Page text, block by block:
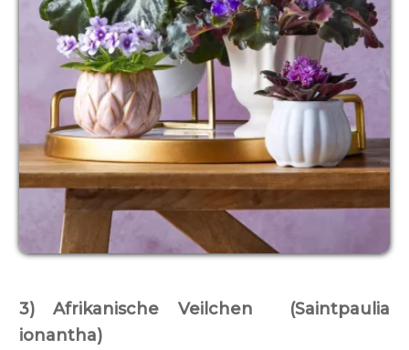
3) Afrikanische Veilchen (Saintpaulia
ionantha)